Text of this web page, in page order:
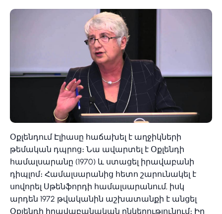
Օքլենդում Էլիասը հաճախել է աղջիկների
թեմական դպրոց։ Նա ավարտել է Օքլենդի
համալսարանը (1970) և ստացել իրավաբանի
դիպլոմ։ Համալսարանից հետո շարունակել է
սովորել Սթենֆորդի համալսարանում, իսկ
արդեն 1972 թվականին աշխատանքի է անցել
Օքլենդի իրավաբանական ընկերությունում։ Իր